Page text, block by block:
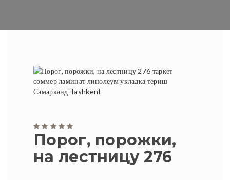
Порог, порожки,
на лестницу 276